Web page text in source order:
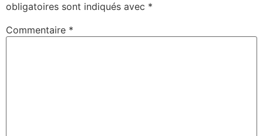
obligatoires sont indiqués avec *
Commentaire *